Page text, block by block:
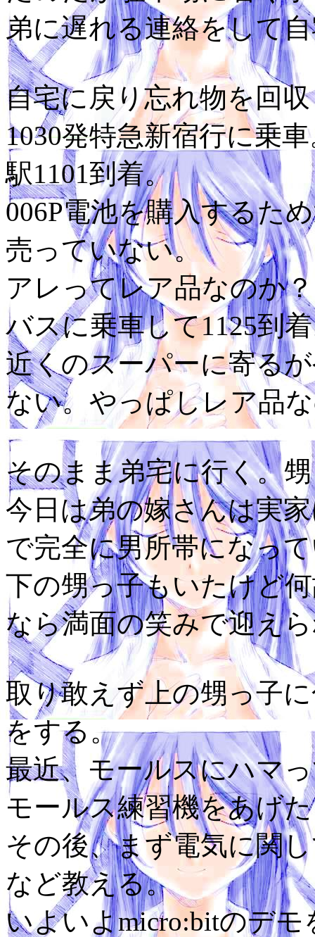
弟に遅れる連絡をして
自宅に戻り忘れ物を回
1030発特急新宿行に乗
駅1101到着。
006P電池を購入するた
売っていない。
アレってレア品なのか？
バスに乗車して1125到
近くのスーパーに寄る
ない。やっぱしレア品
そのまま弟宅に行く。
今日は弟の嫁さんは実
で完全に男所帯になっ
下の甥っ子もいたけど
なら満面の笑みで迎え
取り敢えず上の甥っ子
をする。
最近、モールスにハマ
モールス練習機をあげ
その後、まず電気に関
など教える。
いよいよmicro:bitのデモ